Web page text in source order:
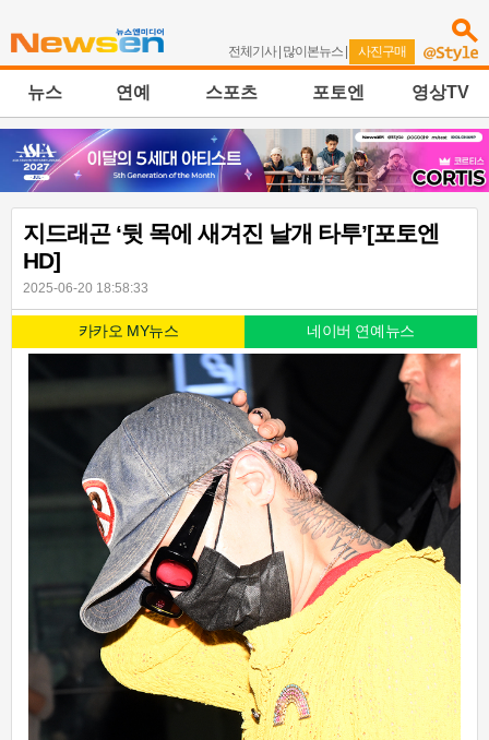
전체기사| 많이본뉴스 | 사진구매
뉴스 연예 스포츠 포토엔 영상TV
지드래곤 ‘뒷 목에 새겨진 날개 타투’[포토엔
HD]
2025-06-20 18:58:33
카카오 MY뉴스 네이버 연예뉴스